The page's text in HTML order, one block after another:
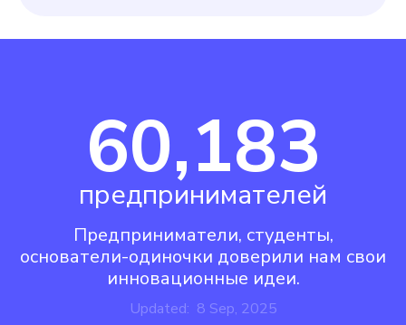
60,183
предпринимателей
Предприниматели, студенты,
основатели-одиночки доверили нам свои
инновационные идеи.
Updated: 8 Sep, 2025